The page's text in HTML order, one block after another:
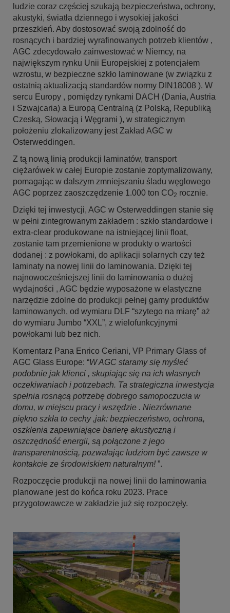
ludzie coraz częściej szukają bezpieczeństwa, ochrony,
akustyki, światła dziennego i wysokiej jakości
przeszkleń. Aby dostosować swoją zdolność do
rosnących i bardziej wyrafinowanych potrzeb klientów ,
AGC zdecydowało zainwestować w Niemcy, na
największym rynku Unii Europejskiej z potencjałem
wzrostu, w bezpieczne szkło laminowane (w związku z
ostatnią aktualizacją standardów normy DIN18008 ). W
sercu Europy , pomiędzy rynkami DACH (Dania, Austria
i Szwajcaria) a Europą Centralną (z Polską, Republiką
Czeską, Słowacją i Węgrami ), w strategicznym
położeniu zlokalizowany jest Zakład AGC w
Osterweddingen.
Z tą nową linią produkcji laminatów, transport
ciężarówek w całej Europie zostanie zoptymalizowany,
pomagając w dalszym zmniejszaniu śladu węglowego
AGC poprzez zaoszczędzenie 1.000 ton CO2 rocznie.
Dzięki tej inwestycji, AGC w Osterweddingen stanie się
w pełni zintegrowanym zakładem : szkło standardowe i
extra-clear produkowane na istniejącej linii float,
zostanie tam przemienione w produkty o wartości
dodanej : z powłokami, do aplikacji solarnych czy też
laminaty na nowej linii do laminowania. Dzięki tej
najnowocześniejszej linii do laminowania o dużej
wydajności , AGC będzie wyposażone w elastyczne
narzędzie zdolne do produkcji pełnej gamy produktów
laminowanych, od wymiaru DLF “szytego na miarę” aż
do wymiaru Jumbo “XXL”, z wielofunkcyjnymi
powłokami lub bez nich.
Komentarz Pana Enrico Ceriani, VP Primary Glass of
AGC Glass Europe: “W AGC staramy się myśleć
podobnie jak klienci , skupiając się na ich własnych
oczekiwaniach i potrzebach. Ta strategiczna inwestycja
spełnia rosnącą potrzebę dobrego samopoczucia w
domu, w miejscu pracy i wszędzie . Niezrównane
piękno szkła to cechy ,jak: bezpieczeństwo, ochrona,
oszklenia zapewniające barierę akustyczną i
oszczędność energii, są połączone z jego
transparentnością, pozwalając ludziom być zawsze w
kontakcie ze środowiskiem naturalnym! ”.
Rozpoczęcie produkcji na nowej linii do laminowania
planowane jest do końca roku 2023. Prace
przygotowawcze w zakładzie już się rozpoczęły.